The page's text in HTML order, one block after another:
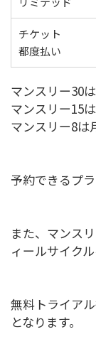
チケット
都度払い
マンスリー30
マンスリー15
マンスリー8は
予約できるプラ
また、マンス
ィールサイク
無料トライア
となります。